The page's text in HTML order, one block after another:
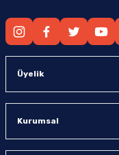
Üyelik
Kurumsal